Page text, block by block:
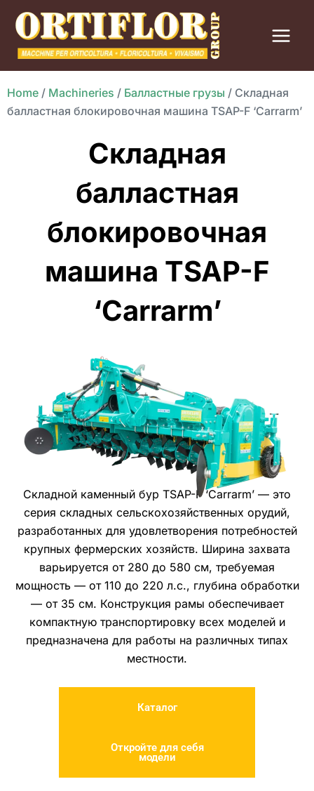
Перейти
содержимому
Home / Machineries / Балластные грузы / Складная
балластная блокировочная машина TSAP-F ‘Carrarm’
Складная
балластная
блокировочная
машина TSAP-F
‘Carrarm’
Складной каменный бур TSAP-F ‘Carrarm’ — это
серия складных сельскохозяйственных орудий,
разработанных для удовлетворения потребностей
крупных фермерских хозяйств. Ширина захвата
варьируется от 280 до 580 см, требуемая
мощность — от 110 до 220 л.с., глубина обработки
— от 35 см. Конструкция рамы обеспечивает
компактную транспортировку всех моделей и
предназначена для работы на различных типах
местности.
Каталог
Откройте для себя
модели